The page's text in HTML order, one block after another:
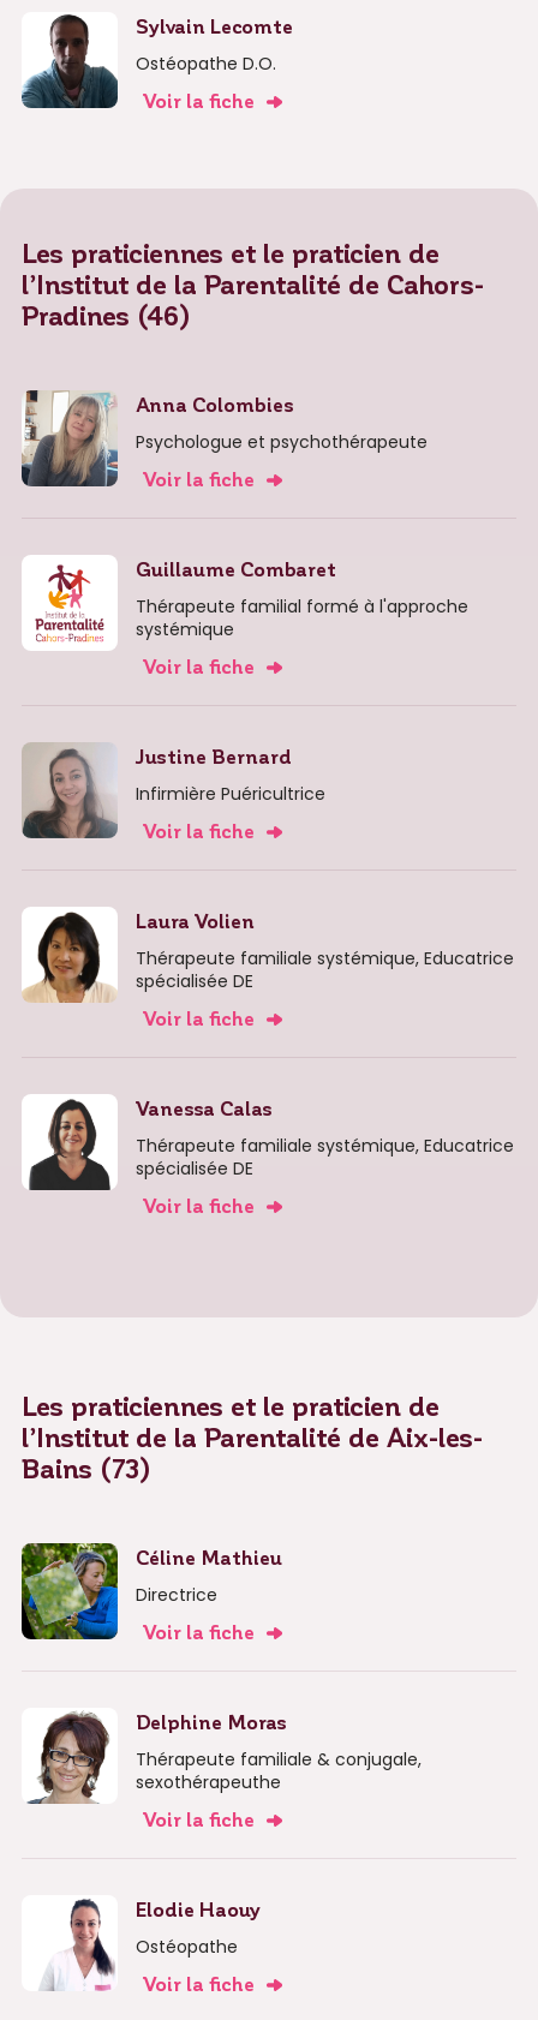
Sylvain Lecomte
Ostéopathe D.O.
Voir la fiche
Les praticiennes et le praticien de
l’Institut de la Parentalité de Cahors-
Pradines (46)
Anna Colombies
Psychologue et psychothérapeute
Voir la fiche
Guillaume Combaret
Thérapeute familial formé à l'approche
systémique
Voir la fiche
Justine Bernard
Infirmière Puéricultrice
Voir la fiche
Laura Volien
Thérapeute familiale systémique, Educatrice
spécialisée DE
Voir la fiche
Vanessa Calas
Thérapeute familiale systémique, Educatrice
spécialisée DE
Voir la fiche
Les praticiennes et le praticien de
l’Institut de la Parentalité de Aix-les-
Bains (73)
Céline Mathieu
Directrice
Voir la fiche
Delphine Moras
Thérapeute familiale & conjugale,
sexothérapeuthe
Voir la fiche
Elodie Haouy
Ostéopathe
Voir la fiche